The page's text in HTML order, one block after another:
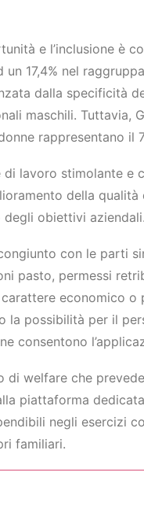
e l’inclusione è
17,4% nel
dalla specificità
maschili. Tuttavia,
rappresentano il
lavoro stimolante e
della
obiettivi
con le parti
pasto, permessi
economico
possibilità per il
consentono
di welfare che
piattaforma
negli esercizi
familiari.